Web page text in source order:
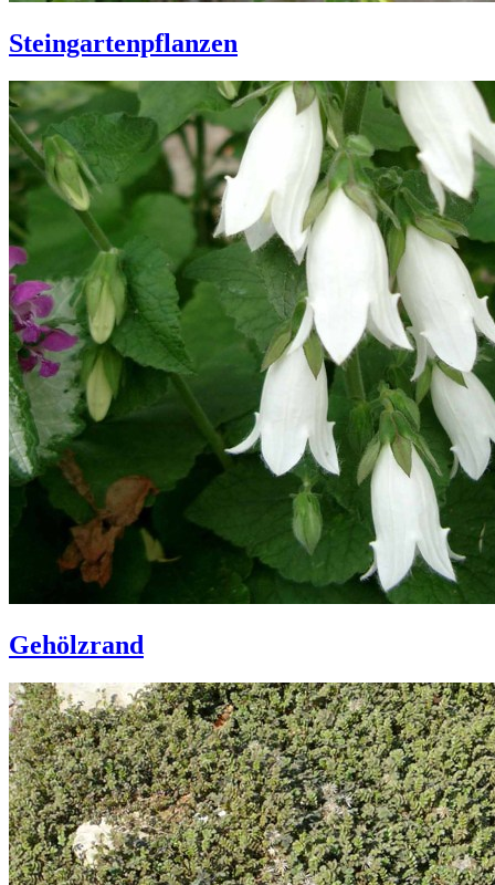
Steingartenpflanzen
Gehölzrand